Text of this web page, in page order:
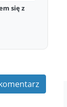
się z